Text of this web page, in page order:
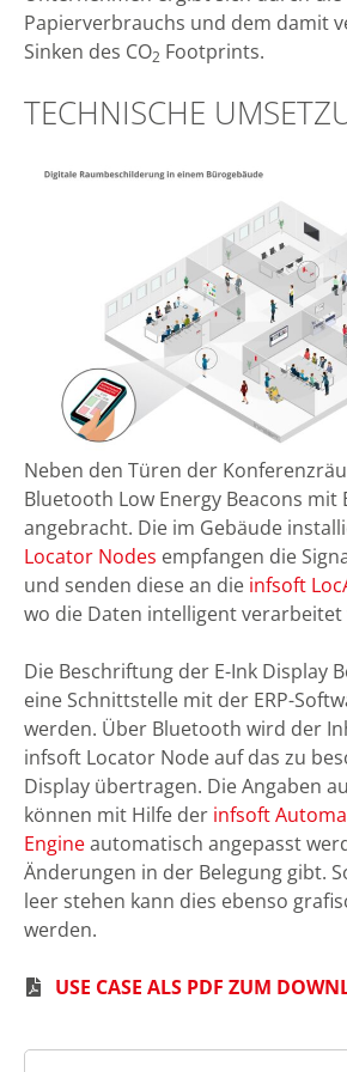
Papierverbrauchs und dem damit
Sinken des CO2 Footprints.
TECHNISCHE
Neben den Türen der
Bluetooth Low Energy Beacons mit
angebracht. Die im Gebäude
Locator Nodes empfangen die
und senden diese an die infsoft
wo die Daten intelligent verarbeitet
Die Beschriftung der E-Ink Display
eine Schnittstelle mit der ERP-
werden. Über Bluetooth wird der
infsoft Locator Node auf das zu
Display übertragen. Die Angaben
können mit Hilfe der infsoft
Engineautomatisch angepasst
Änderungen in der Belegung gibt.
leer stehen kann dies ebenso
werden.
USE CASE ALS PDF ZUM